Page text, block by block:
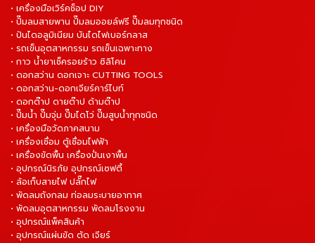
• เครื่องมือเวิร์คช็อป DIY
• ปั๊มลมสายพาน ปั๊มลมออยล์ฟรี ปั๊มลมทุกชนิด
• ปันไดอลูมิเนียม บันไดไฟเบอร์กลาส
• รถเข็นอุตสาหกรรม รถเข็นเฉพาะทาง
• กาว น้ำยาเช็ครอยร้าว ซิลิโคน
• ดอกสว่าน ดอกเจาะ CUTTING TOOLS
• ดอกสว่าน-ดอกเจียร์คาร์ไบท์
• ดอกต๊าป ดายต๊าป ด้ามต๊าป
• ปั๊มน้ำ ปั๊มจุ่ม ปั๊มไดโว่ ปั๊มสูบน้ำทุกชนิด
• เครื่องมือวัดภาคสนาม
• เครื่องเชื่อม ตู้เชื่อมไฟฟ้า
• เครื่องขัดพื้น เครื่องปั่นเงาพื้น
• อุปกรณ์นิรภัย อุปกรณ์เซฟตี้
• ล้อเก็บสายไฟ ปลั๊กไฟ
• พัดลมถังกลม ท่อลมระบายอากาศ
• พัดลมอุตสาหกรรม พัดลมโรงงาน
• อุปกรณ์แพ็คสินค้า
• อุปกรณ์แผ่นขัด ตัด เจียร์